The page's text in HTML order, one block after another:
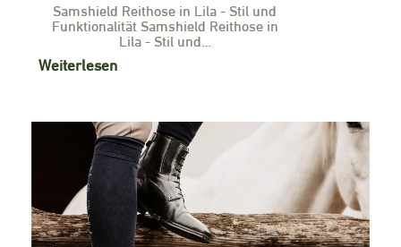
Samshield Reithose in Lila - Stil und
Funktionalität Samshield Reithose in
Lila - Stil und…
Weiterlesen